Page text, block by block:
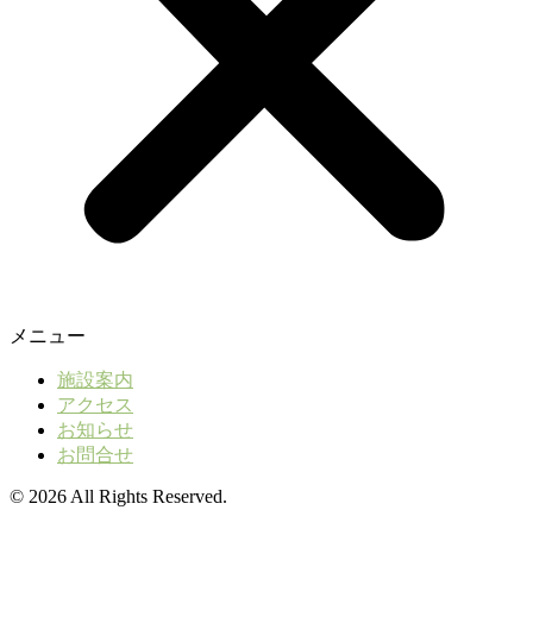
メニュー
施設案内
アクセス
お知らせ
お問合せ
© 2026 All Rights Reserved.